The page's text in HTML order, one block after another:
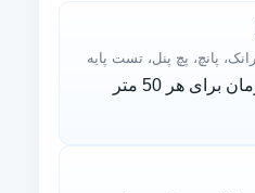
شروع از 1,200,000 تومان برای هر 50 متر